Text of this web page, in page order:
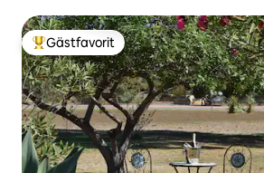
Populär gästfavorit
Gästfavorit